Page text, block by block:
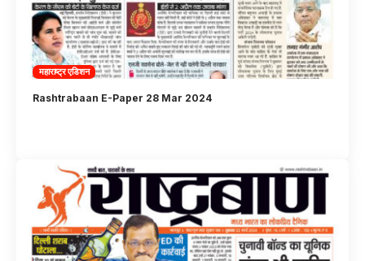
महाराष्ट्र एडिशन
Rashtrabaan E-Paper 28 Mar 2024